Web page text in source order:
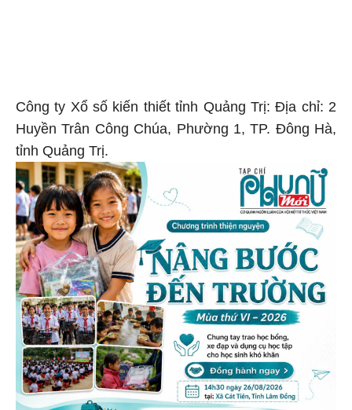
Công ty Xổ số kiến thiết tỉnh Quảng Trị: Địa chỉ: 2
Huyền Trân Công Chúa, Phường 1, TP. Đông Hà,
tỉnh Quảng Trị.